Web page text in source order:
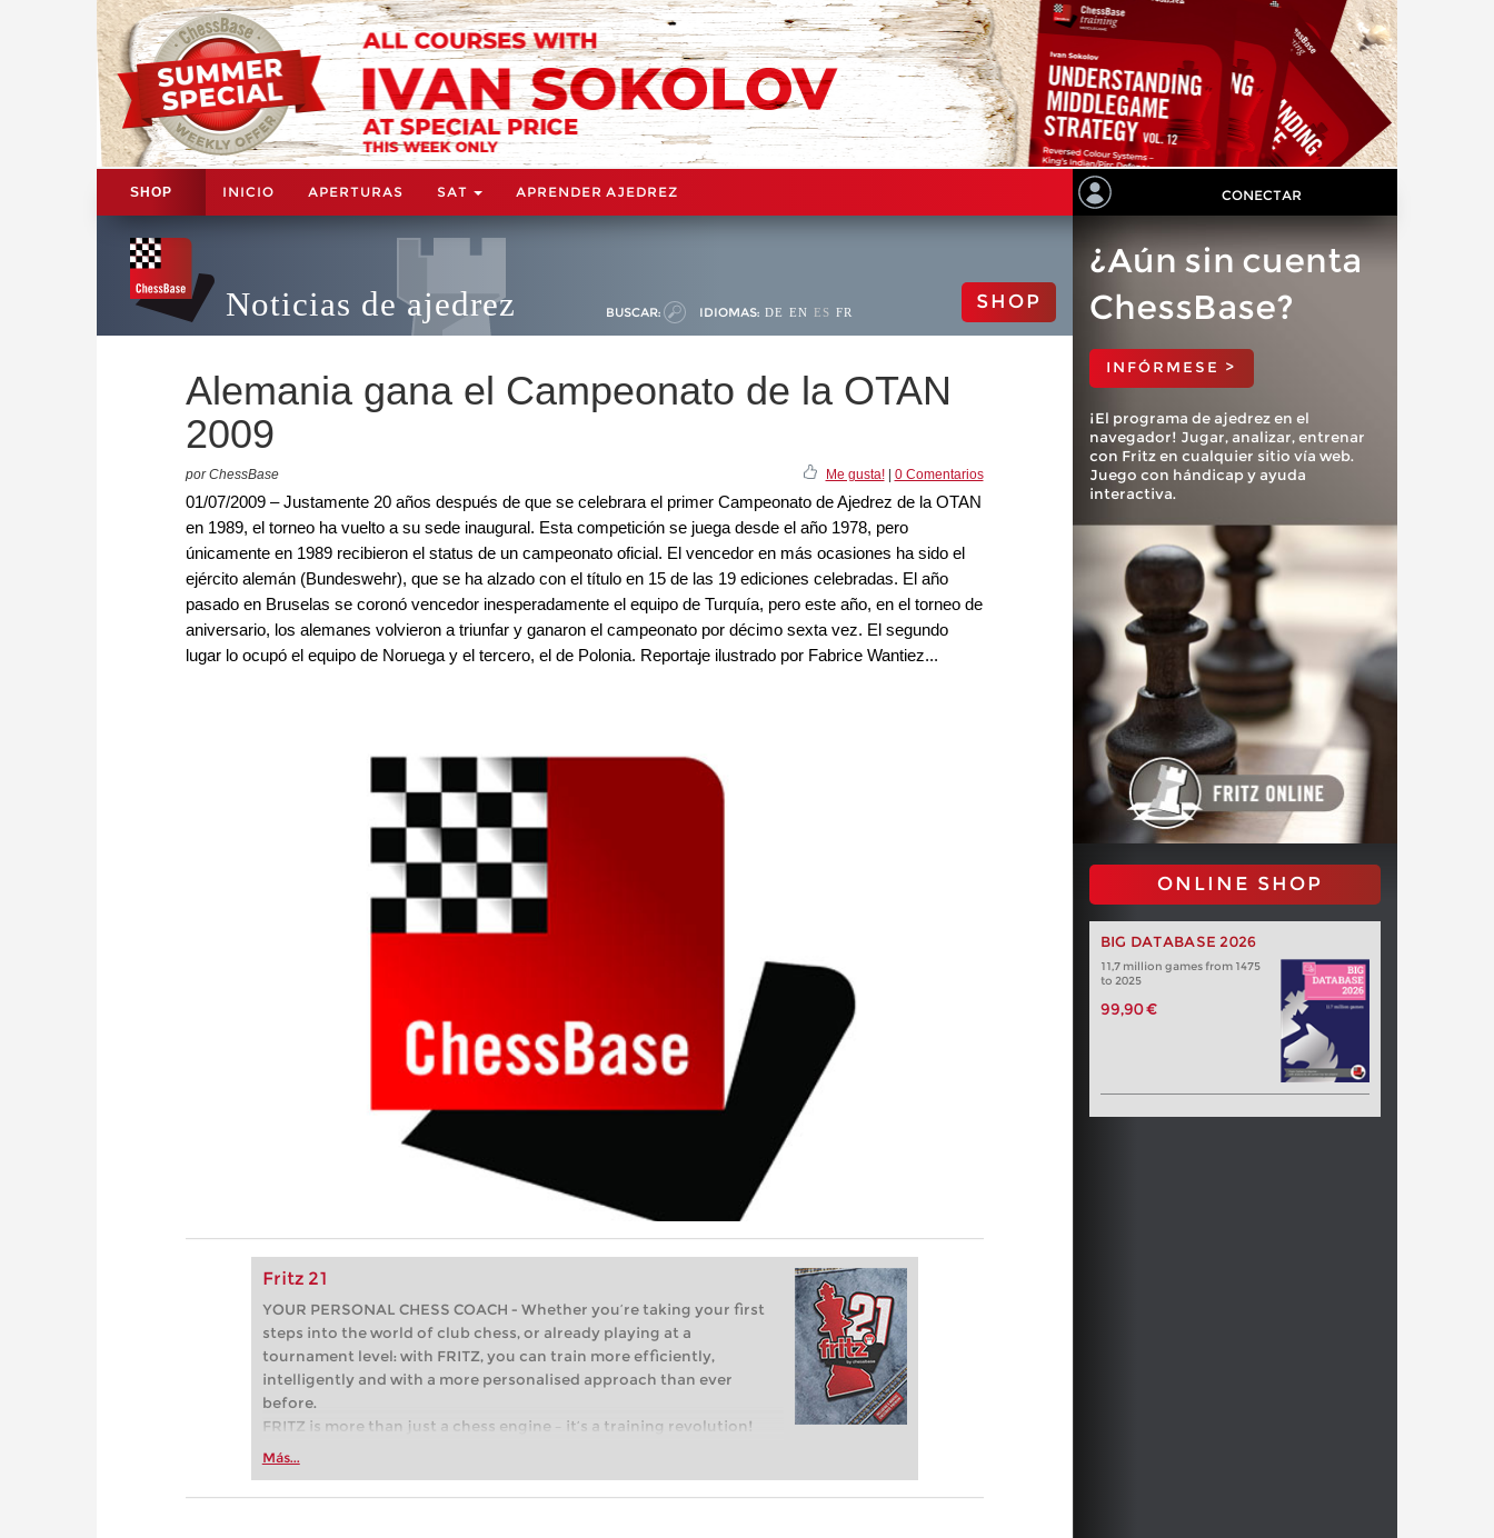
SHOP INICIO APERTURAS SAT APRENDER AJEDREZ CONECTAR
Noticias de ajedrez BUSCAR: IDIOMAS: DE EN ES FR SHOP
Alemania gana el Campeonato de la OTAN
2009
por ChessBase Me gusta!| 0 Comentarios
01/07/2009 – Justamente 20 años después de que se celebrara el primer Campeonato de Ajedrez de la OTAN
en 1989, el torneo ha vuelto a su sede inaugural. Esta competición se juega desde el año 1978, pero
únicamente en 1989 recibieron el status de un campeonato oficial. El vencedor en más ocasiones ha sido el
ejército alemán (Bundeswehr), que se ha alzado con el título en 15 de las 19 ediciones celebradas. El año
pasado en Bruselas se coronó vencedor inesperadamente el equipo de Turquía, pero este año, en el torneo de
aniversario, los alemanes volvieron a triunfar y ganaron el campeonato por décimo sexta vez. El segundo
lugar lo ocupó el equipo de Noruega y el tercero, el de Polonia. Reportaje ilustrado por Fabrice Wantiez...
Fritz 21
YOUR PERSONAL CHESS COACH - Whether you’re taking your first
steps into the world of club chess, or already playing at a
tournament level: with FRITZ, you can train more efficiently,
intelligently and with a more personalised approach than ever
before.
FRITZ is more than just a chess engine – it’s a training revolution!
Whether you’re taking your first steps into the world of club chess,
more efficiently, intelligently and with a more personalised
Más...
¿Aún sin cuenta
ChessBase?
INFÓRMESE >
¡El programa de ajedrez en el
navegador! Jugar, analizar, entrenar
con Fritz en cualquier sitio vía web.
Juego con hándicap y ayuda
interactiva.
ONLINE SHOP
BIG DATABASE 2026
11,7 million games from 1475
to 2025
99,90 €